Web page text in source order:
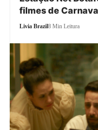
filmes de
Livia Brazil8 Min Leitura